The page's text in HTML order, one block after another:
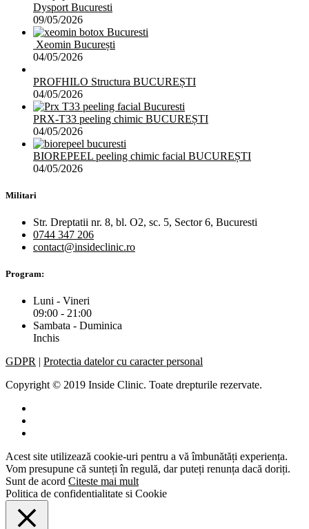
Dysport Bucuresti
09/05/2026
Xeomin București
04/05/2026
PROFHILO Structura BUCUREȘTI
04/05/2026
PRX-T33 peeling chimic BUCUREȘTI
04/05/2026
BIOREPEEL peeling chimic facial BUCUREȘTI
04/05/2026
Militari
Str. Dreptatii nr. 8, bl. O2, sc. 5, Sector 6, Bucuresti
0744 347 206
contact@insideclinic.ro
Program:
Luni - Vineri
09:00 - 21:00
Sambata - Duminica
Inchis
GDPR | Protectia datelor cu caracter personal
Copyright © 2019 Inside Clinic. Toate drepturile rezervate.
Acest site utilizează cookie-uri pentru a vă îmbunătăți experiența.
Vom presupune că sunteți în regulă, dar puteți renunța dacă doriți.
Sunt de acord Citeste mai mult
Politica de confidentialitate si Cookie